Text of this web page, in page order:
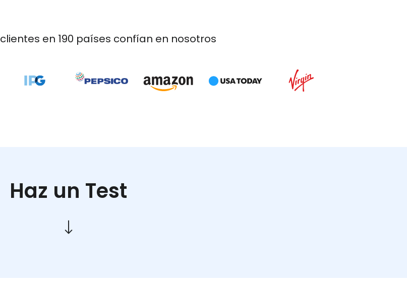
clientes en 190 países confían en nosotros
Haz un Test